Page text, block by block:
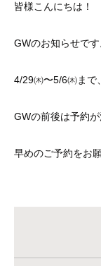
皆様こんにちは！
GWのお知らせです
4/29㈭〜5/6㈭まで
GWの前後は予約が
早めのご予約をお